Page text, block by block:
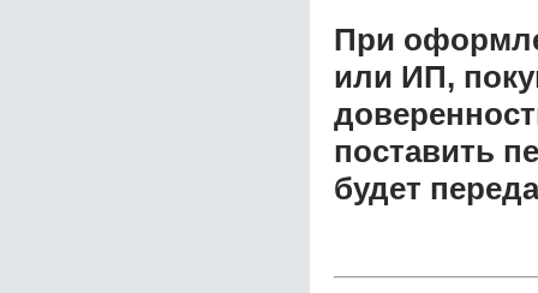
При
или ИП,
поставить
будет